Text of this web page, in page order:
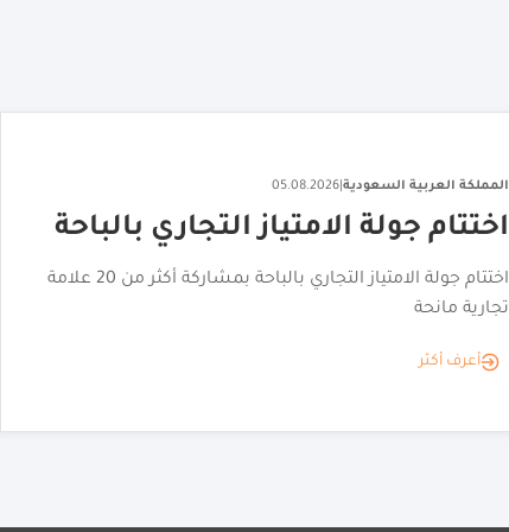
المملكة العربية السعودية|
06.08.2026
"القصر الأحمر" يكشف عن هويته
البصرية
"القصر الأحمر" يكشف عن هويته البصرية تمهيدًا لافتتاحه
أعرف أكثر